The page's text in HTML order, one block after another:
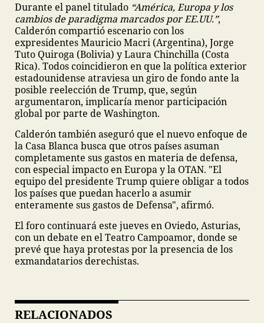
Durante el panel titulado “América, Europa y los
cambios de paradigma marcados por EE.UU.”,
Calderón compartió escenario con los
expresidentes Mauricio Macri (Argentina), Jorge
Tuto Quiroga (Bolivia) y Laura Chinchilla (Costa
Rica). Todos coincidieron en que la política exterior
estadounidense atraviesa un giro de fondo ante la
posible reelección de Trump, que, según
argumentaron, implicaría menor participación
global por parte de Washington.
Calderón también aseguró que el nuevo enfoque de
la Casa Blanca busca que otros países asuman
completamente sus gastos en materia de defensa,
con especial impacto en Europa y la OTAN. "El
equipo del presidente Trump quiere obligar a todos
los países que puedan hacerlo a asumir
enteramente sus gastos de Defensa", afirmó.
El foro continuará este jueves en Oviedo, Asturias,
con un debate en el Teatro Campoamor, donde se
prevé que haya protestas por la presencia de los
exmandatarios derechistas.
RELACIONADOS